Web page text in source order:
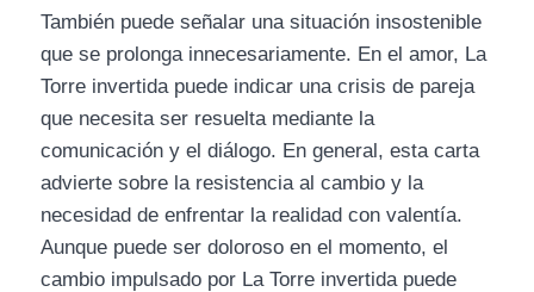
También puede señalar una situación insostenible
que se prolonga innecesariamente. En el amor, La
Torre invertida puede indicar una crisis de pareja
que necesita ser resuelta mediante la
comunicación y el diálogo. En general, esta carta
advierte sobre la resistencia al cambio y la
necesidad de enfrentar la realidad con valentía.
Aunque puede ser doloroso en el momento, el
cambio impulsado por La Torre invertida puede